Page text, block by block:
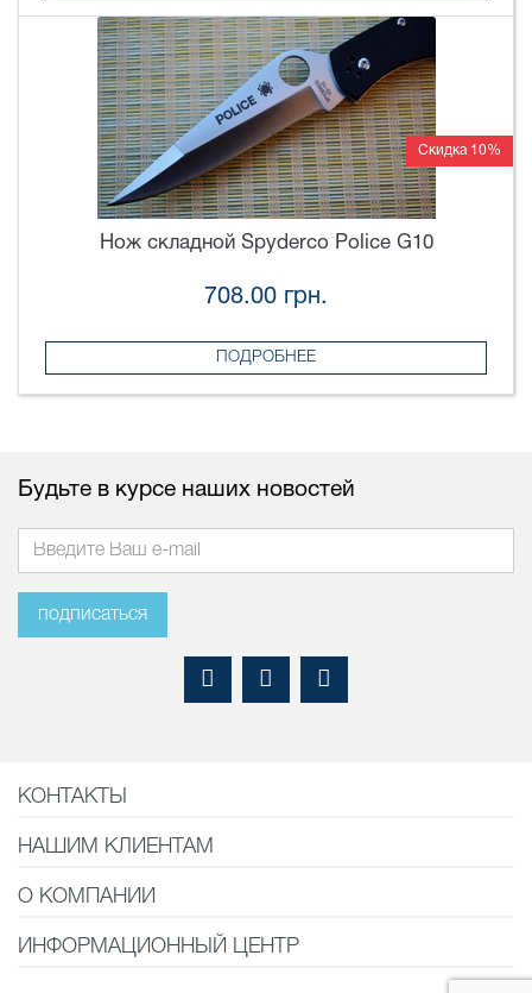
Скидка 10%
Нож складной Spyderco Police G10
708.00 грн.
ПОДРОБНЕЕ
Будьте в курсе наших новостей
подписаться
КОНТАКТЫ
НАШИМ КЛИЕНТАМ
О КОМПАНИИ
ИНФОРМАЦИОННЫЙ ЦЕНТР